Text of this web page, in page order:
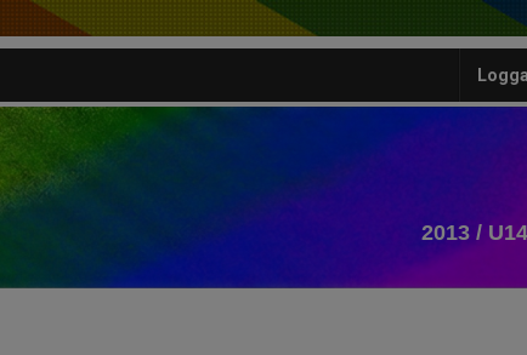
2013 / U14